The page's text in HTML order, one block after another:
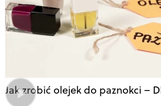
Jak zrobić olejek do paznokci –